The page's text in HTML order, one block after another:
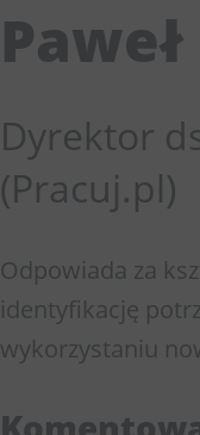
Dyrektor
(Pracuj.pl)
Odpowiada za
identyfikację
wykorzystaniu